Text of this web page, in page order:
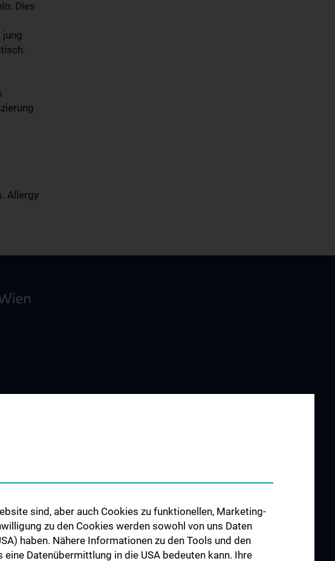
Dies
Allergy
sind, aber auch Cookies zu funktionellen, Marketing-
zu den Cookies werden sowohl von uns Daten
haben. Nähere Informationen zu den Tools und den
Datenübermittlung in die USA bedeuten kann. Ihre